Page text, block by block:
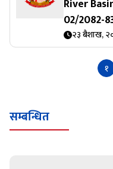
River
02/2082-
२३ बैशाख,
१
सम्बन्धित